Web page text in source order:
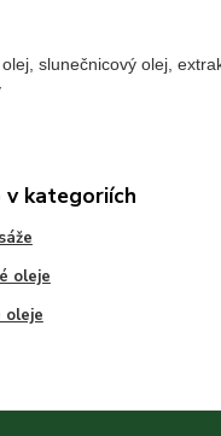
slunečnicový olej,
v kategoriích
oleje
oleje